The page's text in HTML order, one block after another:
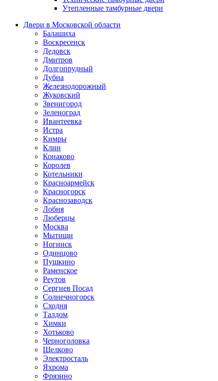
Утепленные тамбурные двери
Двери в Московской области
Балашиха
Воскресенск
Дедовск
Дмитров
Долгопрудный
Дубна
Железнодорожный
Жуковский
Звенигород
Зеленоград
Ивантеевка
Истра
Кимры
Клин
Конаково
Королев
Котельники
Красноармейск
Красногорск
Краснозаводск
Лобня
Люберцы
Москва
Мытищи
Ногинск
Одинцово
Пушкино
Раменское
Реутов
Сергиев Посад
Солнечногорск
Сходня
Талдом
Химки
Хотьково
Черноголовка
Щелково
Электросталь
Яхрома
Фрязино